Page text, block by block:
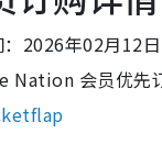
2026年02月12
Nation 会员优先